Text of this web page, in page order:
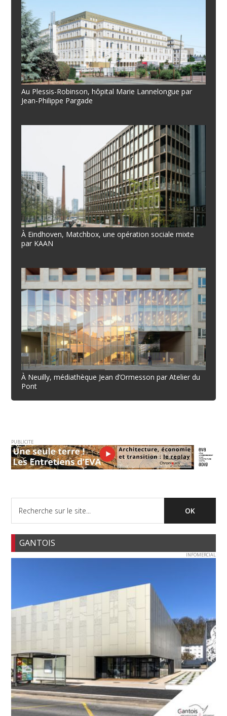
Au Plessis-Robinson, hôpital Marie Lannelongue par
Jean-Philippe Pargade
À Eindhoven, Matchbox, une opération sociale mixte
par KAAN
À Neuilly, médiathèque Jean d’Ormesson par Atelier du
Pont
PUBLICITE
GANTOIS
INFOMERCIAL